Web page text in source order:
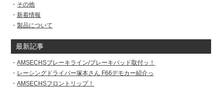
その他
新着情報
製品について
最新記事
AMSECHSブレーキライン/ブレーキパッド取付ッ！
レーシングドライバー塚本さん F66デモカー紹介っ
AMSECHSフロントリップ！